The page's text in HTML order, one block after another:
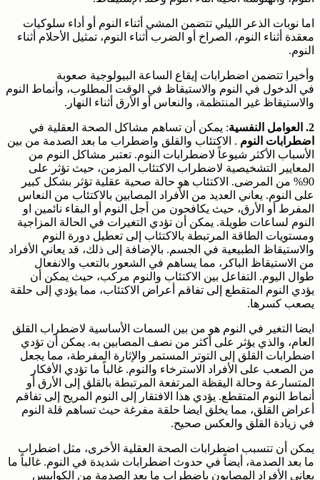
اما نوبات الذعر الليلي تتضمن المشي أثناء النوم أو أداء سلوكيات
معقدة أثناء النوم، الصراخ أو الضرب أثناء النوم، تمثيل الأحلام أثناء
النوم.
وأخيرا تتضمن اضطرابات إيقاع الساعة البيولوجية صعوبة
في الدخول في النوم والاستيقاظ في الوقت المطلوب، وأنماط النوم
والاستيقاظ غير المنتظمة، والنعاس أو الأرق أثناء النهار.
2. العوامل النفسية: يمكن أن تساهم مشاكل الصحة العقلية في
اضطرابات النوم . الاكتئاب والقلق واضطراب ما بعد الصدمة من بين
الأسباب الأكثر شيوعاً لاضطرابات النوم. تعتبر مشاكل النوم من
المعايير التشخيصية لاضطراب الاكتئاب المزمن، حيث تؤثر على
90% من المرضى. الاكتئاب هو حالة صحية عقلية تؤثر بشكل كبير
على النوم. يعاني العديد من الأفراد المصابين بالاكتئاب من النعاس
المفرط أو الأرق، حيث يكافحون من أجل النوم أو البقاء نائمين او
النوم لساعات طويلة. يمكن أن تؤدي التغيرات في الحالة المزاجية
ومستويات الطاقة المرتبطة بالاكتئاب إلى تعطيل دورة النوم
والاستيقاظ الطبيعية في الجسم. بالإضافة إلى ذلك، قد يعاني الأفراد
من الاستيقاظ الباكر، مما يساهم في الشعور بالتعب والانفعال
طوال اليوم. التفاعل بين الاكتئاب والنوم مركب، حيث يمكن أن
يؤدي النوم المتقطع إلى تفاقم أعراض الاكتئاب، مما يؤدي إلى حلقة
يصعب كسرها.
ايضا التغير في النوم هو من بين السمات الأساسية لاضطراب القلق
العام، والذي يؤثر على أكثر من نصف المصابين به. يمكن أن تؤدي
اضطرابات القلق إلى التوتر المستمر والإثارة المفرطة، مما يجعل
من الصعب على الأفراد الاسترخاء والنوم. غالباً ما تؤدي الأفكار
المتسارعة وحالة اليقظة المرتفعة المرتبطة بالقلق إلى الأرق أو
أنماط النوم المتقطع. يؤدي هذا الافتقار إلى النوم المريح إلى تفاقم
أعراض القلق، مما يخلق ايضا حلقة مفرغة حيث تساهم قلة النوم
في زيادة القلق والعكس صحيح.
يمكن أن تتسبب اضطرابات الصحة العقلية الأخرى، مثل اضطراب
ما بعد الصدمة، أيضاً في حدوث اضطرابات شديدة في النوم. غالباً ما
يعاني الأفراد المصابون باضطراب ما بعد الصدمة من الكوابيس